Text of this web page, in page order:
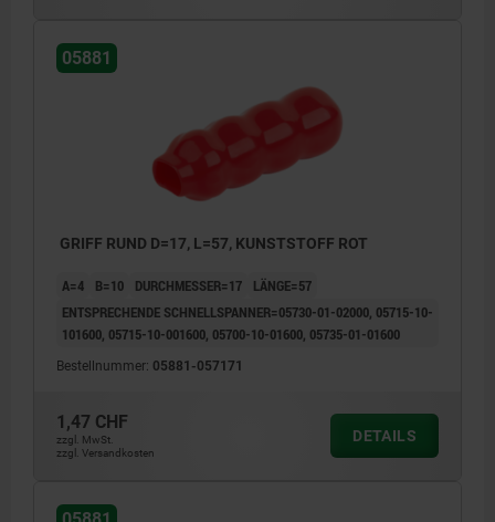
05881
GRIFF RUND D=17, L=57, KUNSTSTOFF ROT
A=4 B=10 DURCHMESSER=17
LÄNGE=57
ENTSPRECHENDE SCHNELLSPANNER=05730-01-02000, 05715-10-
101600, 05715-10-001600, 05700-10-01600, 05735-01-01600
Bestellnummer: 05881-057171
1,47 CHF
zzgl. MwSt.
zzgl. Versandkosten
DETAILS